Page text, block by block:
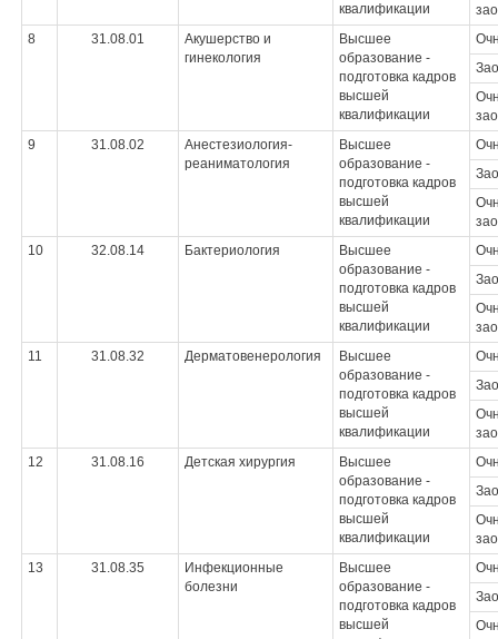
квалификации
8
31.08.01
Акушерство и
гинекология
Высшее
образование -
подготовка кадров
высшей
квалификации
9
31.08.02
Анестезиология-
реаниматология
Высшее
образование -
подготовка кадров
высшей
квалификации
10
32.08.14 Бактериология
Высшее
образование -
подготовка кадров
высшей
квалификации
11
31.08.32 Дерматовенерология
Высшее
образование -
подготовка кадров
высшей
квалификации
12
31.08.16 Детская хирургия
Высшее
образование -
подготовка кадров
высшей
квалификации
13
31.08.35
Инфекционные
болезни
Высшее
образование -
подготовка кадров
высшей